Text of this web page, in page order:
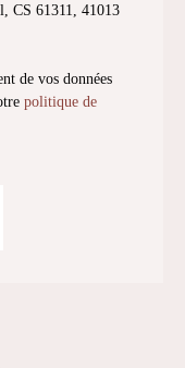
CS 61311, 41013
de vos données
politique de